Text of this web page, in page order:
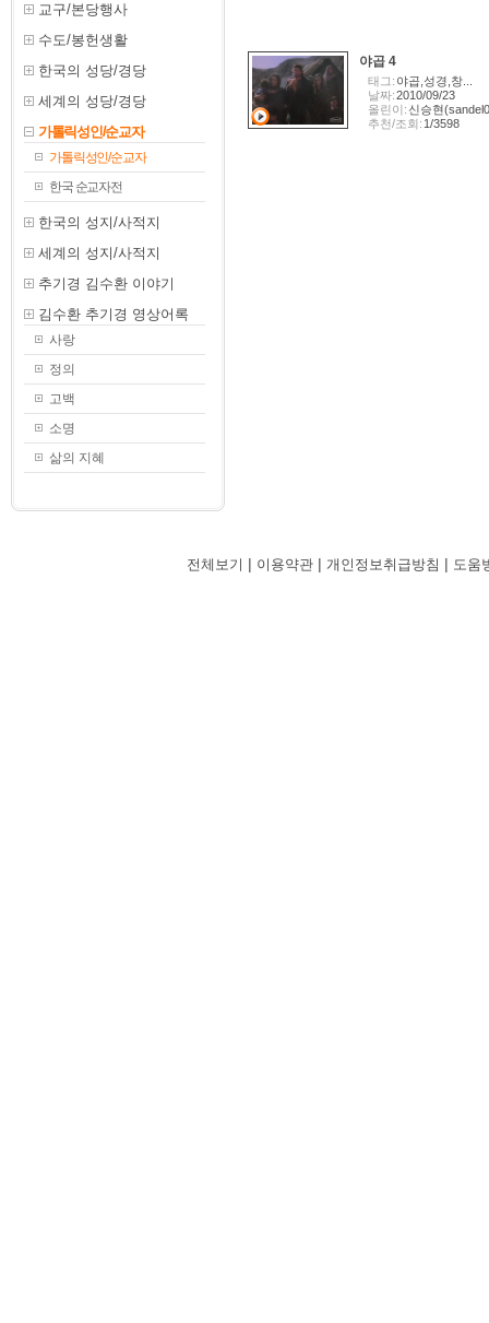
교구/본당행사
수도/봉헌생활
한국의 성당/경당
세계의 성당/경당
가톨릭성인/순교자
가톨릭성인/순교자
한국 순교자전
한국의 성지/사적지
세계의 성지/사적지
추기경 김수환 이야기
김수환 추기경 영상어록
사랑
정의
고백
소명
삶의 지혜
야곱 4
태그: 야곱,성경,창...
날짜:2010/09/23
올린이:신승현
추천/조회: 1/3598
전체보기 | 이용약관 | 개인정보취급방침 | 도움